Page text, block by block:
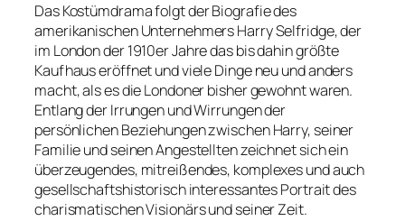
Das Kostümdrama folgt der Biografie des
amerikanischen Unternehmers Harry Selfridge, der
im London der 1910er Jahre das bis dahin größte
Kaufhaus eröffnet und viele Dinge neu und anders
macht, als es die Londoner bisher gewohnt waren.
Entlang der Irrungen und Wirrungen der
persönlichen Beziehungen zwischen Harry, seiner
Familie und seinen Angestellten zeichnet sich ein
überzeugendes, mitreißendes, komplexes und auch
gesellschaftshistorisch interessantes Portrait des
charismatischen Visionärs und seiner Zeit.